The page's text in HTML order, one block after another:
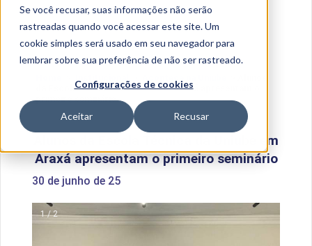
Se você recusar, suas informações não serão
rastreadas quando você acessar este site. Um
cookie simples será usado em seu navegador para
lembrar sobre sua preferência de não ser rastreado.
Configurações de cookies
Aceitar Recusar
da Escola Técnica da Uniube em Araxá apresentam o
primeiro seminário
Alunos da Escola Técnica da Uniube em
Araxá apresentam o primeiro seminário
30 de junho de 25
1 / 2